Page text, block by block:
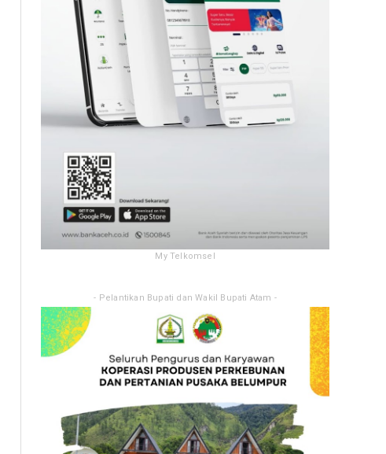
My Telkomsel
- Pelantikan Bupati dan Wakil Bupati Atam -